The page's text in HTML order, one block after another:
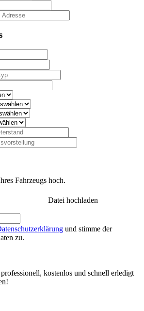
Fahrzeugs hoch.
Datei hochladen
und stimme der
zu.
kostenlos und schnell erledigt